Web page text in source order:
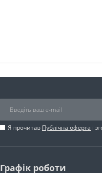
Я прочитав Публічна оферта і
Графік роботи